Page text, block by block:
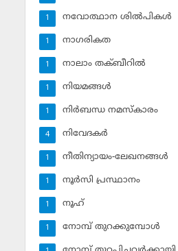
നവോത്ഥാന ശില്‍പികള്‍
1
നാഗരികത
1
നാലാം തക്ബീറില്‍
1
നിയമങ്ങള്‍
1
നിര്‍ബന്ധ നമസ്‌കാരം
1
നിവേദകര്‍
4
നീതിന്യായം-ലേഖനങ്ങള്‍
1
നൂര്‍സി പ്രസ്ഥാനം
1
നൂഹ്‌
1
നോമ്പ് തുറക്കുമ്പോള്‍
1